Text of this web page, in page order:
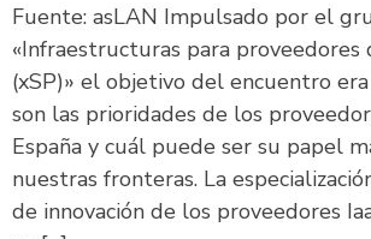
Fuente: asLAN Impulsado por el
«Infraestructuras para proveedores
(xSP)» el objetivo del encuentro
son las prioridades de los
España y cuál puede ser su papel
nuestras fronteras. La
de innovación de los proveedores